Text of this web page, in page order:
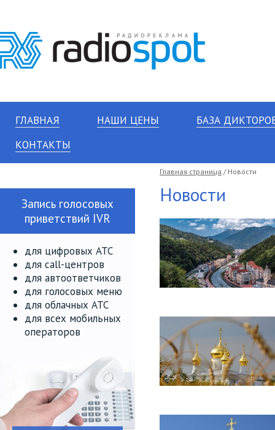
ГЛАВНАЯ НАШИ ЦЕНЫ
БАЗА
КОНТАКТЫ
Главная страница / Новости
Новости
Запись голосовых
приветствий IVR
для цифровых АТС
для call-центров
для автоответчиков
для голосовых меню
для облачных АТС
для всех мобильных
операторов